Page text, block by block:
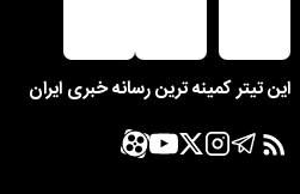
این تیتر کمینه ترین رسانه خبری ایران